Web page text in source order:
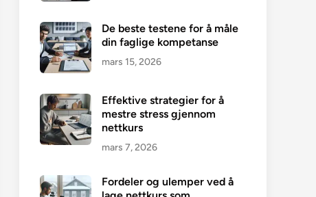
De beste testene for å måle
din faglige kompetanse
mars 15, 2026
Effektive strategier for å
mestre stress gjennom
nettkurs
mars 7, 2026
Fordeler og ulemper ved å